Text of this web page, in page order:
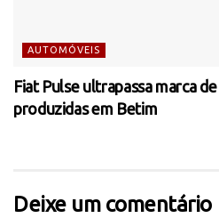
AUTOMÓVEIS
Fiat Pulse ultrapassa marca
produzidas em Betim
Deixe um comentário